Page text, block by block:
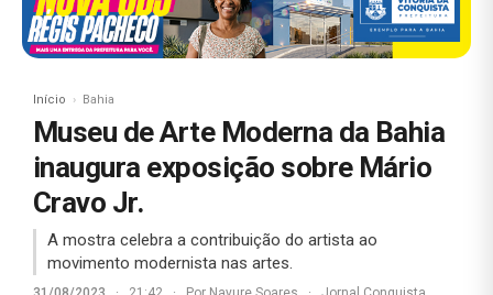
Início Bahia
Museu de Arte Moderna da Bahia
inaugura exposição sobre Mário
Cravo Jr.
A mostra celebra a contribuição do artista ao
movimento modernista nas artes.